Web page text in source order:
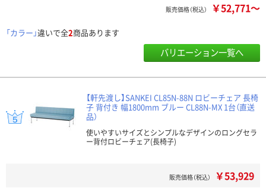
販売価格（税込） ￥52,771～
「カラー」違いで全2商品あります
バリエーション一覧へ
【軒先渡し】SANKEI CL85N-88N ロビーチェア 長椅
子 背付き 幅1800mm ブルー CL88N-MX 1台（直送
品）
使いやすいサイズとシンプルなデザインのロングセラ
ー背付ロビーチェア(長椅子)
販売価格（税込） ￥53,929